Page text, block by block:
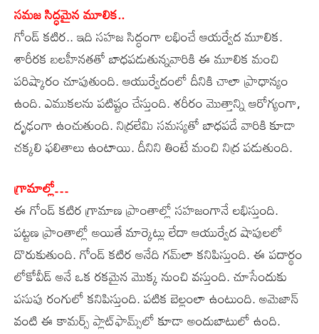
సమజ సిద్ధమైన మూలిక..
గోండ్‌ కటిర.. ఇది సహజ సిద్ధంగా లభించే ఆయర్వేద మూలిక.
శారీరక బలహీనతతో బాధపడుతున్నవారికి ఈ మూలిక మంచి
పరిష్కారం చూపుతుంది. ఆయుర్వేదంలో దీనికి చాలా ప్రాధాన్యం
ఉంది. ఎముకలను పటిష్టం చేస్తుంది. శరీరం మొత్తాన్ని ఆరోగ్యంగా,
దృఢంగా ఉంచుతుంది. నిద్రలేమి సమస్యతో బాధపడే వారికి కూడా
చక్కలి ఫలితాలు ఉంటాయి. దీనిని తింటే మంచి నిద్ర పడుతుంది.
గ్రామాల్లో…
ఈ గోండ్‌ కటిర గ్రామాణ ప్రాంతాల్లో సహజంగానే లభిస్తుంది.
పట్టణ ప్రాంతాల్లో అయితే మార్కెట్లు లేదా ఆయుర్వేద షాపులలో
దొరుకుతుంది. గోండ్‌ కటిర అనేది గమ్‌లా కనిపిస్తుంది. ఈ పదార్థం
లోకోవీడ్‌ అనే ఒక రకమైన మొక్క నుంచి వస్తుంది. చూసేందుకు
పసుపు రంగులో కనిపిస్తుంది. పటిక బెల్లంలా ఉంటుంది. అమెజాన్‌
వంటి ఈ కామర్స్‌ ప్లాట్‌ఫామ్స్‌లో కూడా అందుబాటులో ఉంది.